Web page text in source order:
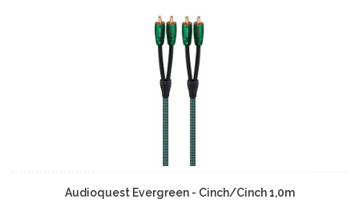
Audioquest Evergreen - Cinch/Cinch 1,0m